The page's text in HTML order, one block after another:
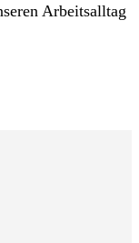
Arbeitsalltag